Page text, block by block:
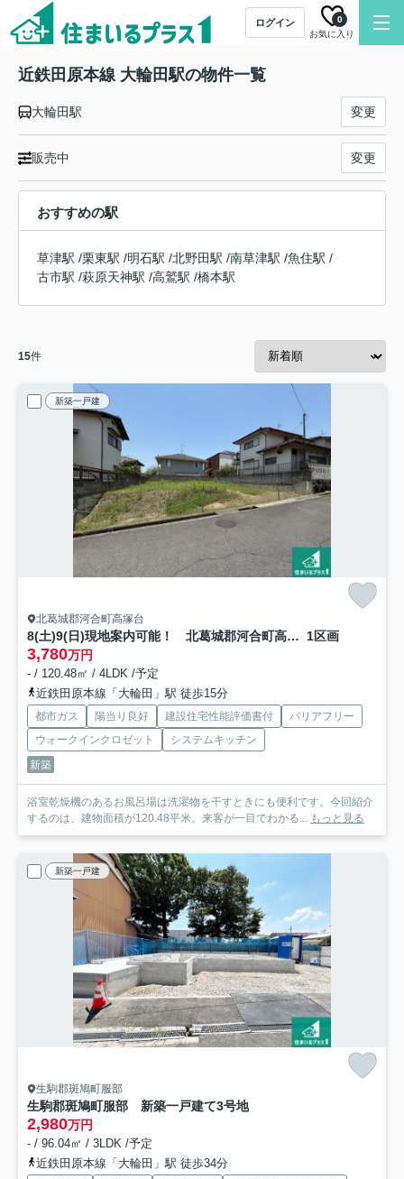
ログイン
お気に入り
0
近鉄田原本線 大輪田駅の物件一覧
大輪田駅 変更
販売中 変更
おすすめの駅
草津駅 /栗東駅 /明石駅 /北野田駅 /南草津駅 /魚住駅 /
古市駅 /萩原天神駅 /高鷲駅 /橋本駅
15件
新築一戸建
北葛城郡河合町高塚台
8(土)9(日)現地案内可能！ 北葛城郡河合町高塚台 1区画
3,780万円
- / 120.48㎡ / 4LDK /予定
近鉄田原本線「大輪田」駅 徒歩15分
都市ガス 陽当り良好 建設住宅性能評価書付
バリアフリー
ウォークインクロゼット
システムキッチン
新築
浴室乾燥機のあるお風呂場は洗濯物を干すときにも便利です。今回紹介
するのは、建物面積が120.48平米。来客が一目でわかる... もっと見る
新築一戸建
生駒郡斑鳩町服部
生駒郡斑鳩町服部 新築一戸建て3号地
2,980万円
- / 96.04㎡ / 3LDK /予定
近鉄田原本線「大輪田」駅 徒歩34分